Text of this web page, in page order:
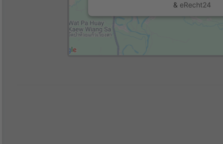
& eRecht24